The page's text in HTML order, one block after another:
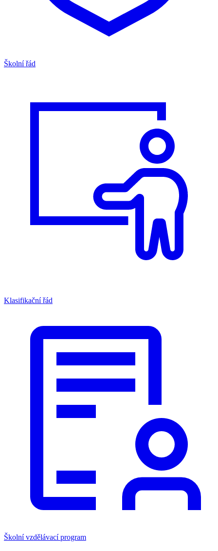
Školní řád
Klasifikační řád
Školní vzdělávací program